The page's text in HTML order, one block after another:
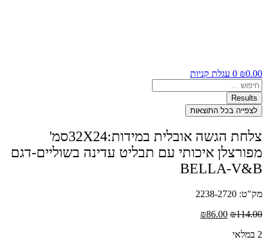
₪0.00
0 עגלת קניות
Search
...
Results
לצפייה בכל התוצאות
צלחת הגשה אובלית במידות:32X24סמ'
מפורצלן איכותי עם תבליט עדינה בשוליים-דגם
BELLA-V&B
מק"ט: 2238-2720
₪114.00
המחיר₪86.00
2 במלאי